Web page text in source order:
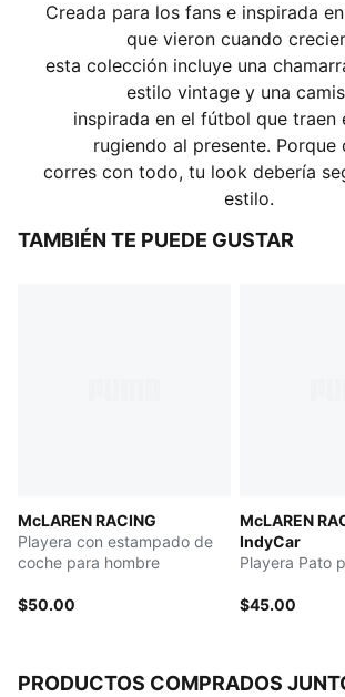
Creada para los fans e inspirada
que vieron cuando
esta colección incluye una
estilo vintage y una
inspirada en el fútbol que traen
rugiendo al presente. Porque
corres con todo, tu look debería
estilo.
TAMBIÉN TE PUEDE GUSTAR
McLAREN RACING
Playera con estampado de
coche para hombre
$50.00
McLAREN
IndyCar
Playera Pato
$45.00
PRODUCTOS COMPRADOS